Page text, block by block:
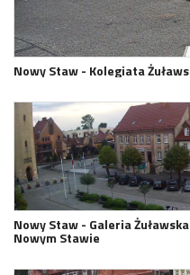
Nowy Staw - Kolegiata
Nowy Staw - Galeria
Nowym Stawie